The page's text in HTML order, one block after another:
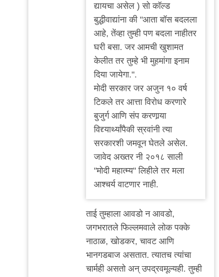
निवड
करुन
कदाचित
by
अनु
राव
द्यायचा असेल ) सो कॉल्ड
बुद्धीवाद्यांना की "आता बॉस बदलला
आहे, तेंव्हा तुम्ही पण बदला नाहीतर
घरी बसा. जर आमची खुशामत
केलीत तर तुम्हे भी मुहमांगा इनाम
दिया जायेगा.".
मोदी सरकार जर अजुन १० वर्ष
टिकले तर आत्ता विरोध करणारे
बुजुर्ग आणि संप करणार्‍या
विद्द्यार्थ्यांपैकी स्रवांनी त्या
सरकारशी जमवून घेतले असेल.
जावेद अख्तर नी २०१८ साली
"मोदी महात्म्य" लिहीले तर मला
आश्चर्य वाटणार नाही.
ताई तुम्हाला आवडो न आवडो,
जगभरातले फिल्लमवाले लोक पक्के
नाठाळ, खोडकर, चावट आणि
भानगडबाज असतात. त्यातच त्यांचा
चार्मही असतो अन् उपद्रवमूल्यही. तुम्ही